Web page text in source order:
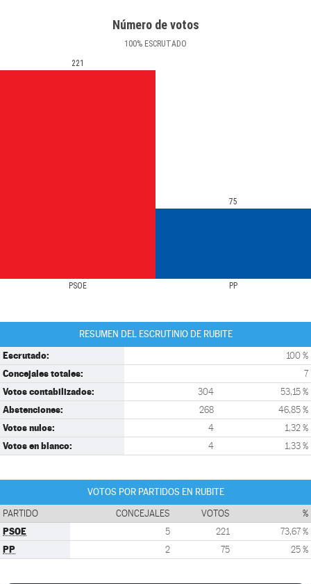
Número de votos
100% ESCRUTADO
PSOE PP
221
75
RESUMEN DEL ESCRUTINIO DE RUBITE
Escrutado: 100 %
Concejales totales: 7
Votos contabilizados: 304 53,15 %
Abstenciones: 268 46,85 %
Votos nulos: 4 1,32 %
Votos en blanco: 4 1,33 %
VOTOS POR PARTIDOS EN RUBITE
PARTIDO CONCEJALES VOTOS %
PSOE 5 221 73,67 %
PP 2 75 25 %